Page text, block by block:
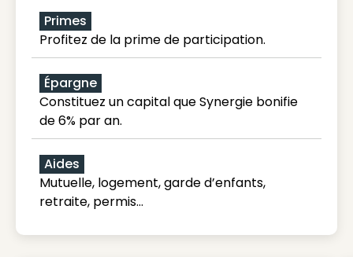
Primes
Profitez de la prime de participation.
Épargne
Constituez un capital que Synergie bonifie
de 6% par an.
Aides
Mutuelle, logement, garde d’enfants,
retraite, permis…